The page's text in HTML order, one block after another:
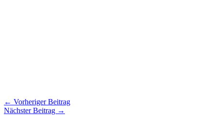
← Vorheriger Beitrag
Nächster Beitrag →